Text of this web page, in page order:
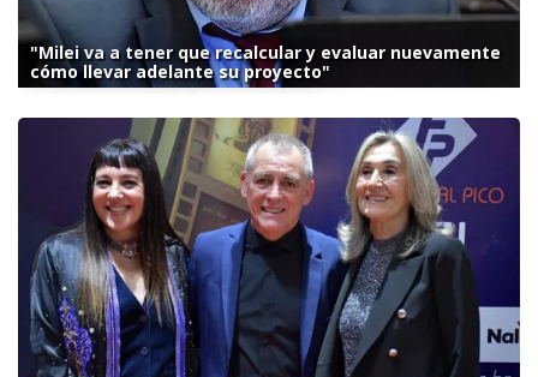
"Milei va a tener que recalcular y evaluar nuevamente
cómo llevar adelante su proyecto"